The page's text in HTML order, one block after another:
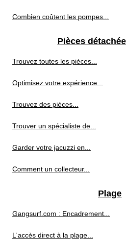
Combien coûtent les pompes...
Pièces
Trouvez toutes les pièces...
Optimisez votre expérience...
Trouvez des pièces...
Trouver un spécialiste de...
Garder votre jacuzzi en...
Comment un collecteur...
Plage
Gangsurf.com : Encadrement...
L'accès direct à la plage...